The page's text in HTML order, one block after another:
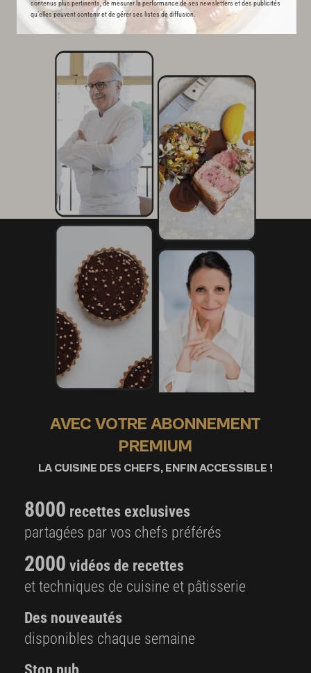
contenus plus pertinents, de mesurer la performance de ses newsletters et des publicités
qu’elles peuvent contenir et de gérer ses listes de diffusion.
AVEC VOTRE ABONNEMENT
PREMIUM
LA CUISINE DES CHEFS, ENFIN ACCESSIBLE !
8000 recettes exclusives
partagées par vos chefs préférés
2000 vidéos de recettes
et techniques de cuisine et pâtisserie
Des nouveautés
disponibles chaque semaine